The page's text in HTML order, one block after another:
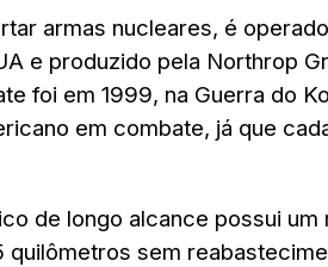
armas nucleares, é
e produzido pela Northrop
foi em 1999, na Guerra do
em combate, já que
de longo alcance possui um
quilômetros sem